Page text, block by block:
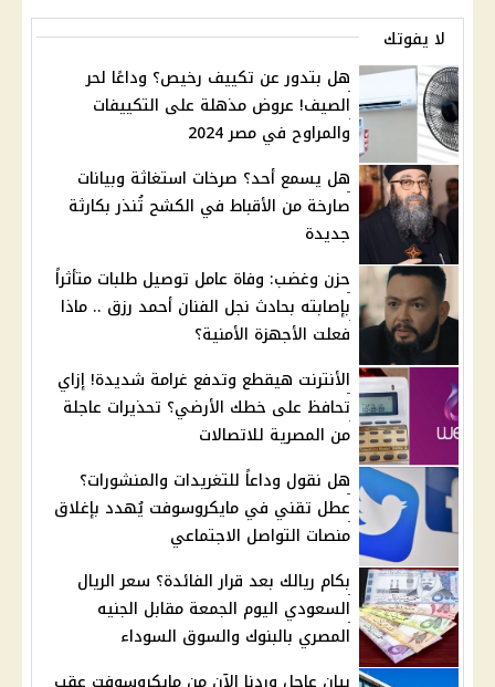
لا يفوتك
هل بتدور عن تكييف رخيص؟ وداعًا لحر
الصيف! عروض مذهلة على التكييفات
والمراوح في مصر 2024
هل يسمع أحد؟ صرخات استغاثة وبيانات
صارخة من الأقباط في الكشح تُنذر بكارثة
جديدة
حزن وغضب: وفاة عامل توصيل طلبات متأثراً
بإصابته بحادث نجل الفنان أحمد رزق .. ماذا
فعلت الأجهزة الأمنية؟
الأنترنت هيقطع وتدفع غرامة شديدة! إزاي
تحافظ على خطك الأرضي؟ تحذيرات عاجلة
من المصرية للاتصالات
هل نقول وداعاً للتغريدات والمنشورات؟
عطل تقني في مايكروسوفت يُهدد بإغلاق
منصات التواصل الاجتماعي
بكام ريالك بعد قرار الفائدة؟ سعر الريال
السعودي اليوم الجمعة مقابل الجنيه
المصري بالبنوك والسوق السوداء